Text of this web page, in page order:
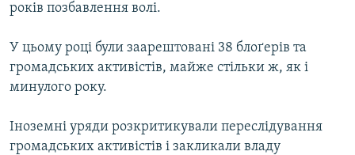
років позбавлення волі.
У цьому році були заарештовані 38 блоґерів та
громадських активістів, майже стільки ж, як і
минулого року.
Іноземні уряди розкритикували переслідування
громадських активістів і закликали владу